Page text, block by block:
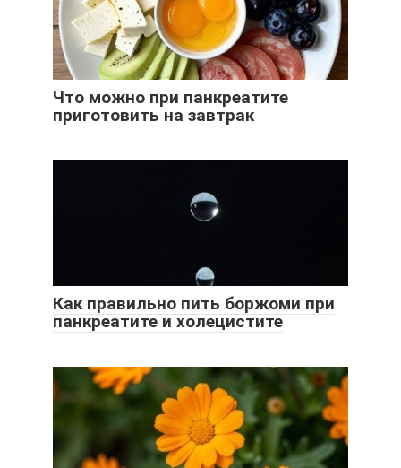
Что можно при панкреатите
приготовить на завтрак
Как правильно пить боржоми при
панкреатите и холецистите